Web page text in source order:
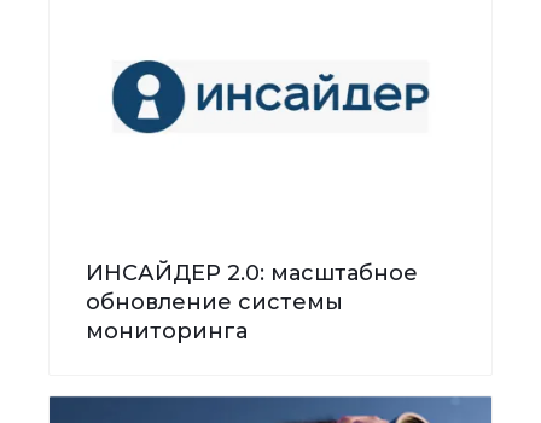
ИНСАЙДЕР 2.0: масштабное
обновление системы
мониторинга